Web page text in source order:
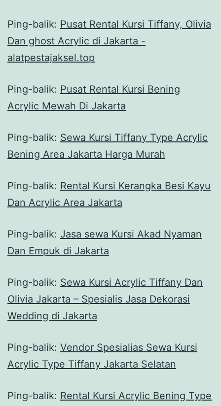
Ping-balik: Pusat Rental Kursi Tiffany, Olivia
Dan ghost Acrylic di Jakarta -
alatpestajaksel.top
Ping-balik: Pusat Rental Kursi Bening
Acrylic Mewah Di Jakarta
Ping-balik: Sewa Kursi Tiffany Type Acrylic
Bening Area Jakarta Harga Murah
Ping-balik: Rental Kursi Kerangka Besi Kayu
Dan Acrylic Area Jakarta
Ping-balik: Jasa sewa Kursi Akad Nyaman
Dan Empuk di Jakarta
Ping-balik: Sewa Kursi Acrylic Tiffany Dan
Olivia Jakarta – Spesialis Jasa Dekorasi
Wedding di Jakarta
Ping-balik: Vendor Spesialias Sewa Kursi
Acrylic Type Tiffany Jakarta Selatan
Ping-balik: Rental Kursi Acrylic Bening Type